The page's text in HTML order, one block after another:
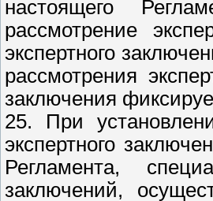
настоящего
рассмотрение
экспертного
рассмотрения
заключения
25. При
экспертного
Регламента,
заключений,